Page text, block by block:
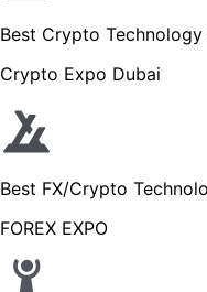
Best Crypto
Crypto Expo Dubai
Best FX/Crypto
FOREX EXPO